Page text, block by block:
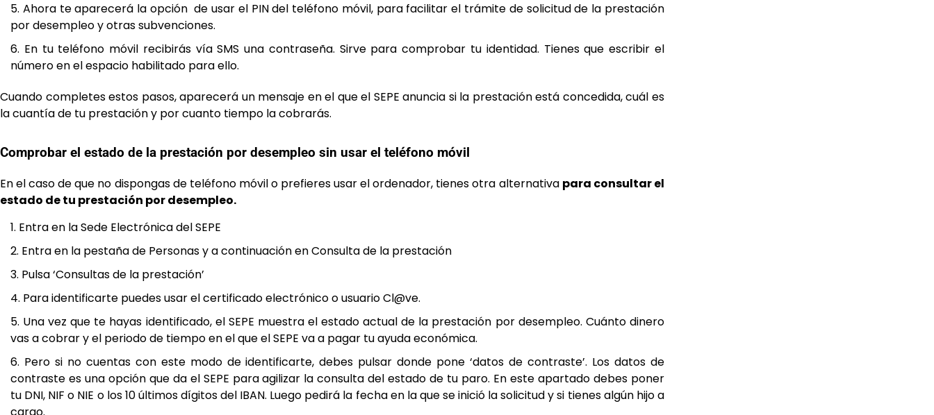
Ahora te aparecerá la opción de usar el PIN del teléfono móvil, para facilitar el trámite de solicitud de la prestación
por desempleo y otras subvenciones.
En tu teléfono móvil recibirás vía SMS una contraseña. Sirve para comprobar tu identidad. Tienes que escribir el
número en el espacio habilitado para ello.
Cuando completes estos pasos, aparecerá un mensaje en el que el SEPE anuncia si la prestación está concedida, cuál es
la cuantía de tu prestación y por cuanto tiempo la cobrarás.
Comprobar el estado de la prestación por desempleo sin usar el teléfono móvil
En el caso de que no dispongas de teléfono móvil o prefieres usar el ordenador, tienes otra alternativa para consultar el
estado de tu prestación por desempleo.
Entra en la Sede Electrónica del SEPE
Entra en la pestaña de Personas y a continuación en Consulta de la prestación
Pulsa ‘Consultas de la prestación’
Para identificarte puedes usar el certificado electrónico o usuario Cl@ve.
Una vez que te hayas identificado, el SEPE muestra el estado actual de la prestación por desempleo. Cuánto dinero
vas a cobrar y el periodo de tiempo en el que el SEPE va a pagar tu ayuda económica.
Pero si no cuentas con este modo de identificarte, debes pulsar donde pone ‘datos de contraste’. Los datos de
contraste es una opción que da el SEPE para agilizar la consulta del estado de tu paro. En este apartado debes poner
tu DNI, NIF o NIE o los 10 últimos dígitos del IBAN. Luego pedirá la fecha en la que se inició la solicitud y si tienes algún hijo a
cargo.